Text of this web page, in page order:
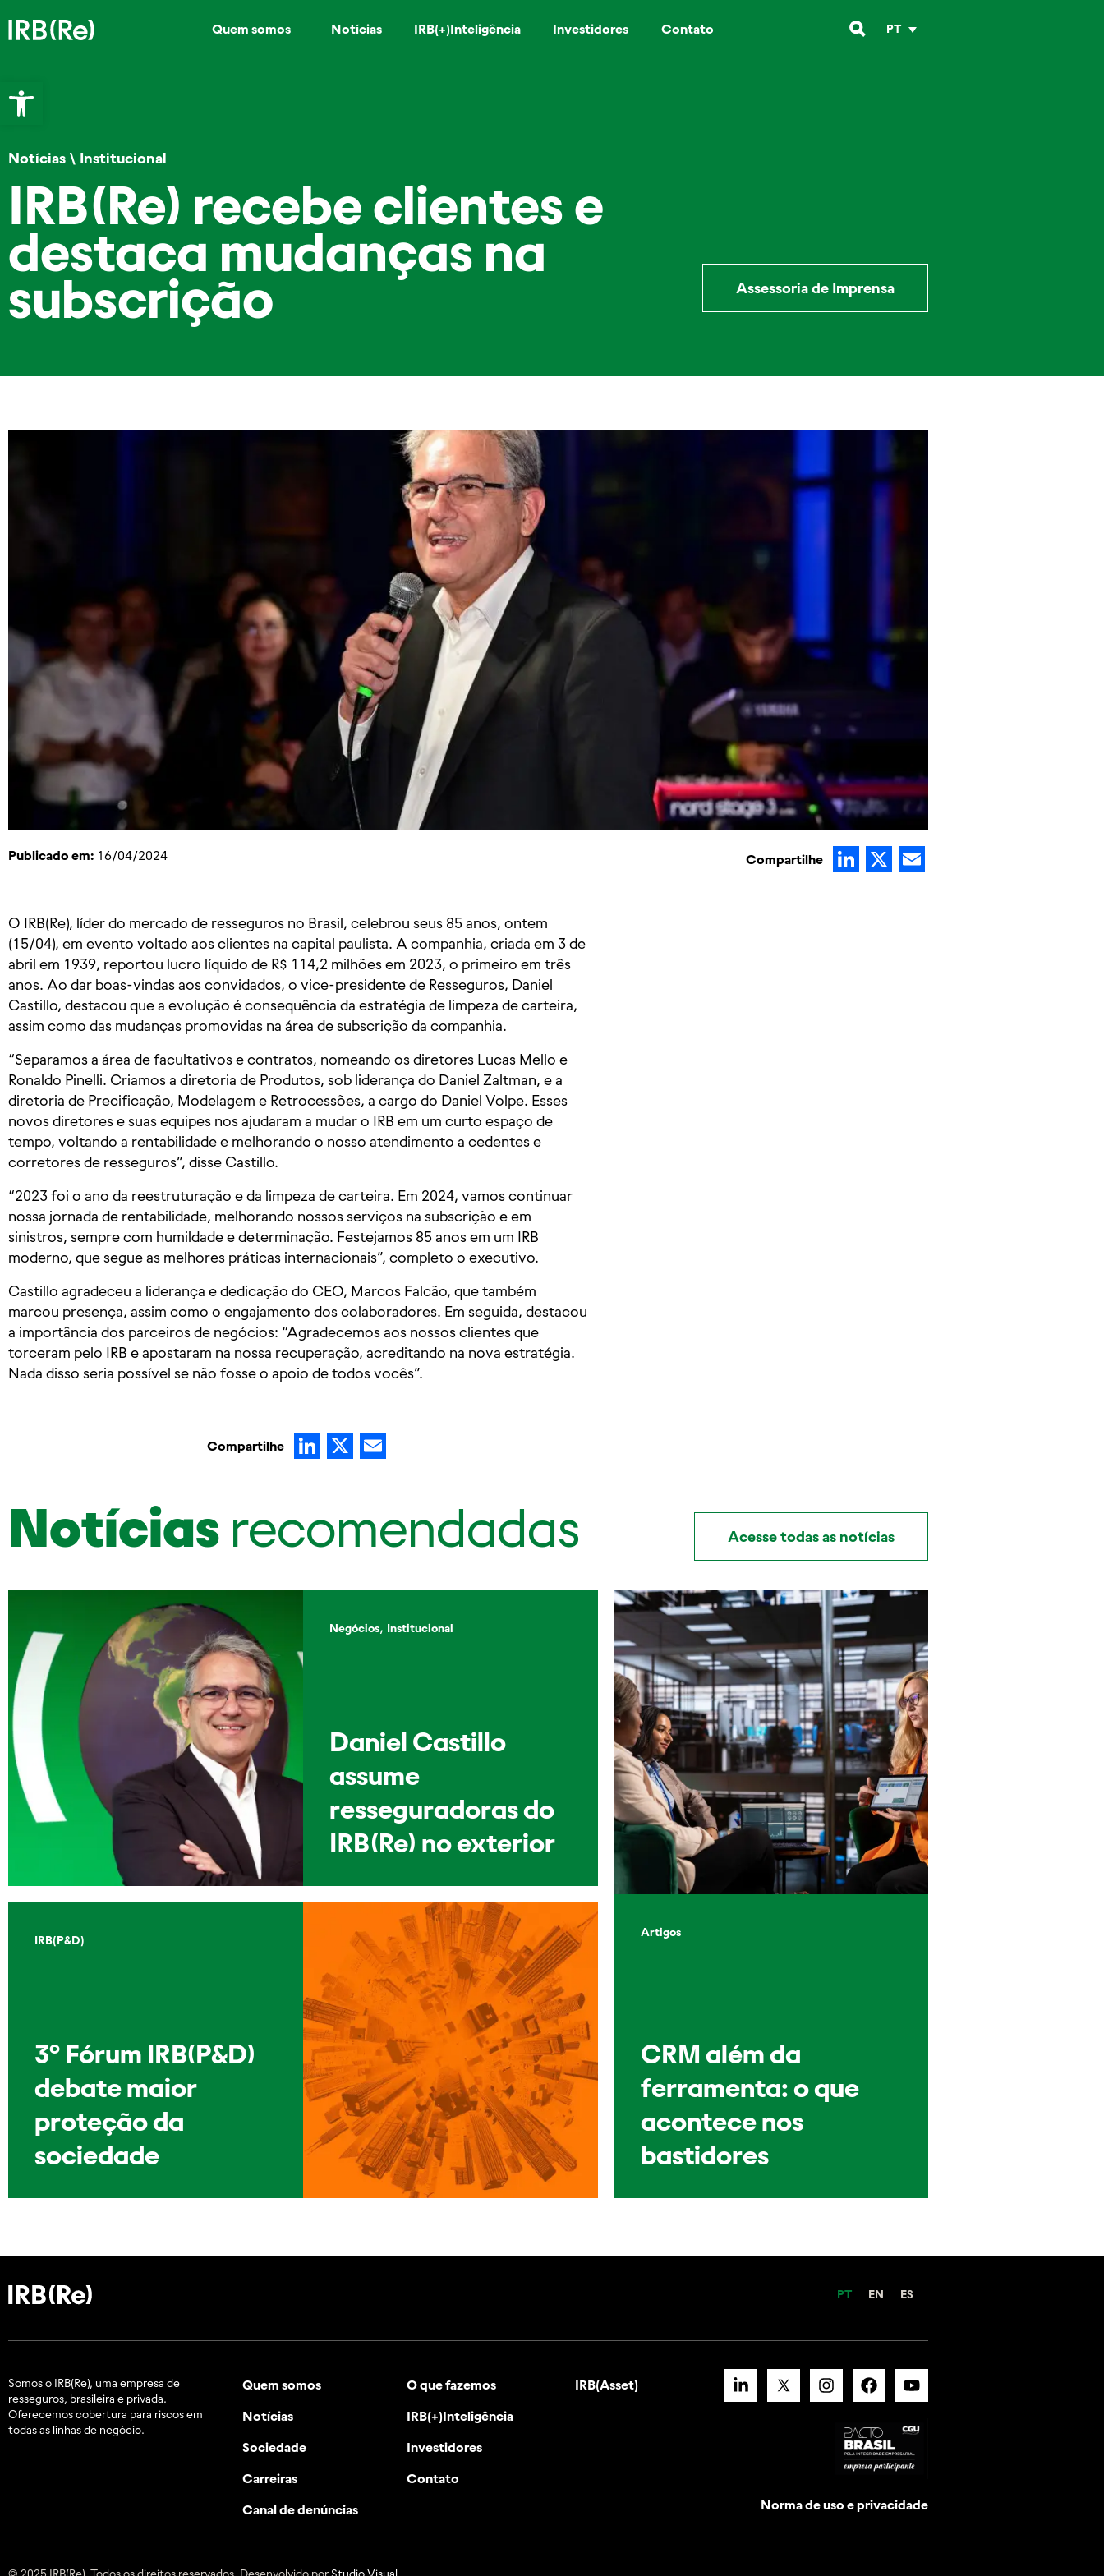
Abrir a barra de ferramentas
Quem somos Notícias IRB(+)Inteligência Investidores Contato PT
Notícias \ Institucional
IRB(Re) recebe clientes e
destaca mudanças na
subscrição Assessoria de Imprensa
Publicado em: 16/04/2024 Compartilhe LinkedIn
X
O IRB(Re), líder do mercado de resseguros no Brasil, celebrou seus 85 anos, ontem
(15/04), em evento voltado aos clientes na capital paulista. A companhia, criada em 3 de
abril em 1939, reportou lucro líquido de R$ 114,2 milhões em 2023, o primeiro em três
anos. Ao dar boas-vindas aos convidados, o vice-presidente de Resseguros, Daniel
Castillo, destacou que a evolução é consequência da estratégia de limpeza de carteira,
assim como das mudanças promovidas na área de subscrição da companhia.
“Separamos a área de facultativos e contratos, nomeando os diretores Lucas Mello e
Ronaldo Pinelli. Criamos a diretoria de Produtos, sob liderança do Daniel Zaltman, e a
diretoria de Precificação, Modelagem e Retrocessões, a cargo do Daniel Volpe. Esses
novos diretores e suas equipes nos ajudaram a mudar o IRB em um curto espaço de
tempo, voltando a rentabilidade e melhorando o nosso atendimento a cedentes e
corretores de resseguros”, disse Castillo.
“2023 foi o ano da reestruturação e da limpeza de carteira. Em 2024, vamos continuar
nossa jornada de rentabilidade, melhorando nossos serviços na subscrição e em
sinistros, sempre com humildade e determinação. Festejamos 85 anos em um IRB
moderno, que segue as melhores práticas internacionais”, completo o executivo.
Castillo agradeceu a liderança e dedicação do CEO, Marcos Falcão, que também
marcou presença, assim como o engajamento dos colaboradores. Em seguida, destacou
a importância dos parceiros de negócios: “Agradecemos aos nossos clientes que
torceram pelo IRB e apostaram na nossa recuperação, acreditando na nova estratégia.
Nada disso seria possível se não fosse o apoio de todos vocês”.
Compartilhe LinkedIn
X
Notícias recomendadas Acesse todas as notícias
Negócios, Institucional
Daniel Castillo
assume
resseguradoras do
IRB(Re) no exterior
IRB(P&D)
3º Fórum IRB(P&D)
debate maior
proteção da
sociedade
Artigos
CRM além da
ferramenta: o que
acontece nos
bastidores
PT EN ES
Somos o IRB(Re), uma empresa de
resseguros, brasileira e privada.
Oferecemos cobertura para riscos em
todas as linhas de negócio.
Quem somos O que fazemos
Notícias IRB(+)Inteligência
Sociedade Investidores
Carreiras Contato
Canal de denúncias
IRB(Asset)
Norma de uso e privacidade